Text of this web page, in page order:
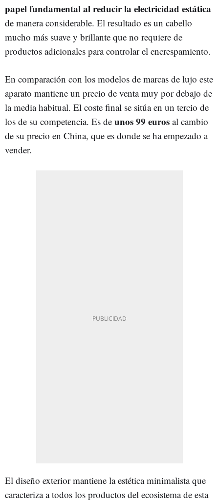
papel fundamental al reducir la electricidad estática
de manera considerable. El resultado es un cabello
mucho más suave y brillante que no requiere de
productos adicionales para controlar el encrespamiento.
En comparación con los modelos de marcas de lujo este
aparato mantiene un precio de venta muy por debajo de
la media habitual. El coste final se sitúa en un tercio de
los de su competencia. Es de unos 99 euros al cambio
de su precio en China, que es donde se ha empezado a
vender.
El diseño exterior mantiene la estética minimalista que
caracteriza a todos los productos del ecosistema de esta